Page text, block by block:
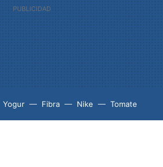
Yogur Fibra Nike Tomate